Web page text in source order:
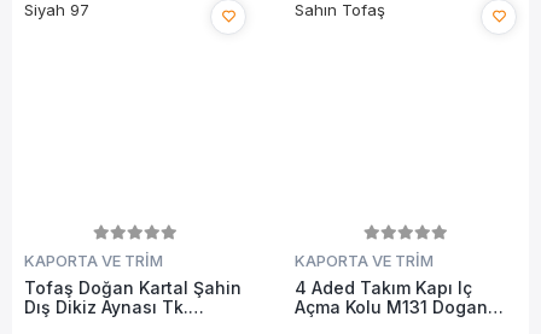
KAPORTA VE TRİM
Tofaş Doğan Kartal Şahin
Dış Dikiz Aynası Tk.
KAPORTA VE TRİM
4 Aded Takım Kapı Iç
Açma Kolu M131 Dogan